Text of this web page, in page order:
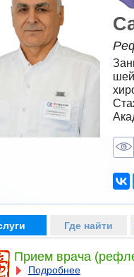
Где найти
Прием врача
Подробнее